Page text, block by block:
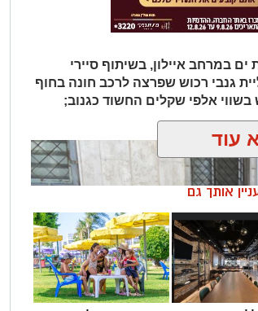
במרחב איילון, בשיתוף סיירי
גנבי רכוש שפרצה לרכב חונה בחוף
אלפי שקלים החשוד כגנוב;
עוד
אותך גם